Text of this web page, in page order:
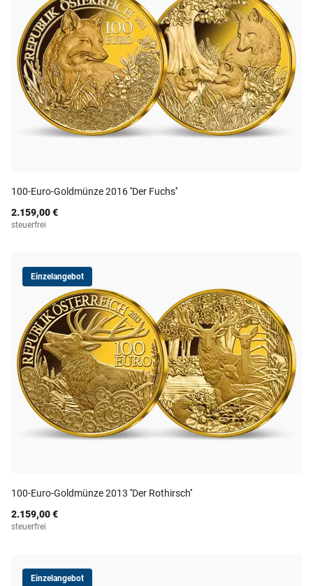
100-Euro-Goldmünze 2016 ''Der Fuchs''
2.159,00 €
steuerfrei
Einzelangebot
100-Euro-Goldmünze 2013 ''Der Rothirsch''
2.159,00 €
steuerfrei
Einzelangebot